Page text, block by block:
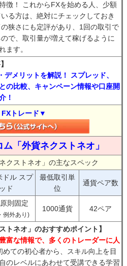
徴！ これからFXを始める人、少額
る方は、絶対にチェックしておき
狭さにも定評があり、1回の取引で
で、取引量が増えて稼げるように
ます。
メリットを解説！ スプレッド、
の比較、キャンペーン情報や口座開
！
トレード▼
「外貨ネクストネオ」
クストネオ」の主なスペック
ドル スプ
ド
最低取引単
位
通貨ペア数
則固定
例外あり)
1000通貨 42ペア
トネオ」のおすすめポイント】
富な情報で、多くのトレーダーに人
めての初心者から、スキル向上を目
のレベルにあわせて受講できる学習